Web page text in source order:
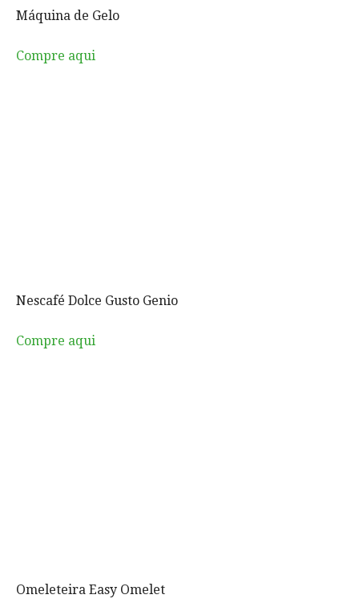
Máquina de Gelo
Compre aqui
Nescafé Dolce Gusto Genio
Compre aqui
Omeleteira Easy Omelet